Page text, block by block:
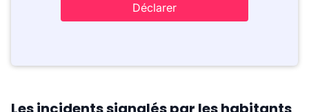
Déclarer